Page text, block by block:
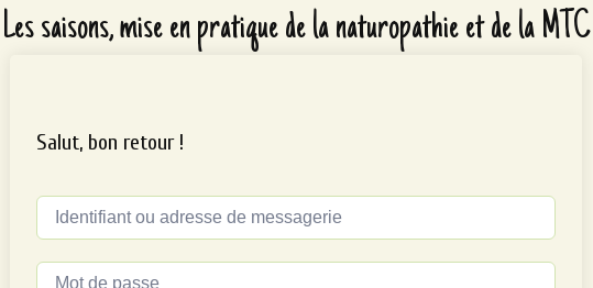
Les saisons, mise en pratique de la naturopathie et de la MTC
Salut, bon retour !